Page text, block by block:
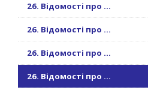
26. Відомості про ...
26. Відомості про ...
26. Відомості про ...
26. Відомості про ...